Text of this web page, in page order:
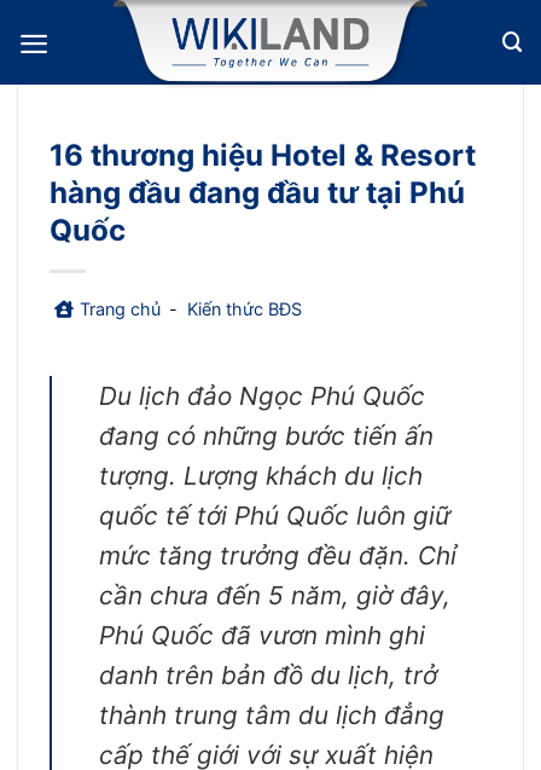
qua
nội
16 thương hiệu Hotel & Resort
hàng đầu đang đầu tư tại Phú
Quốc
Trang chủ - Kiến thức BĐS
Du lịch đảo Ngọc Phú Quốc
đang có những bước tiến ấn
tượng. Lượng khách du lịch
quốc tế tới Phú Quốc luôn giữ
mức tăng trưởng đều đặn. Chỉ
cần chưa đến 5 năm, giờ đây,
Phú Quốc đã vươn mình ghi
danh trên bản đồ du lịch, trở
thành trung tâm du lịch đẳng
cấp thế giới với sự xuất hiện